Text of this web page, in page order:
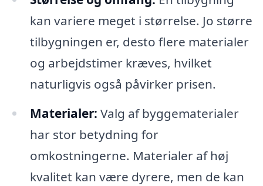
kan variere meget i størrelse. Jo større
tilbygningen er, desto flere materialer
og arbejdstimer kræves, hvilket
naturligvis også påvirker prisen.
Materialer: Valg af byggematerialer
har stor betydning for
omkostningerne. Materialer af høj
kvalitet kan være dyrere, men de kan